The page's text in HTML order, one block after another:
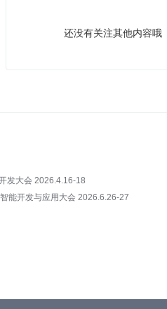
还没有关注其他内容哦
发大会 2026.4.16-18
能开发与应用大会 2026.6.26-27